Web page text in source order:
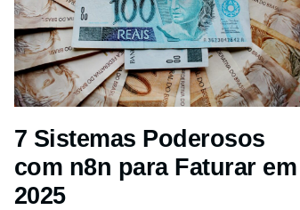
7 Sistemas Poderosos
com n8n para Faturar em
2025